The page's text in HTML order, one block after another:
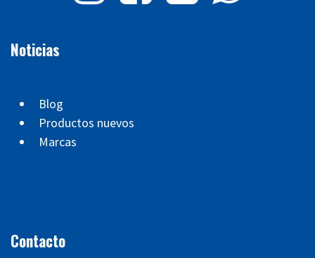
Noticias
Blog
Productos nuevos
Marcas
Contacto